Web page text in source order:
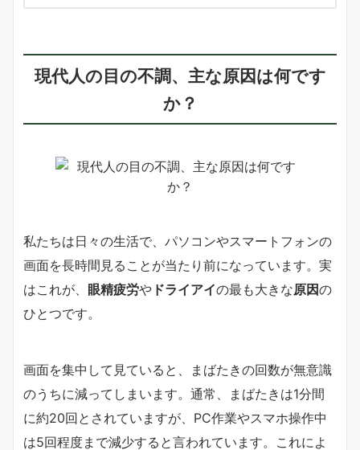
現代人の目の不調、主な原因は何です
か？
私たちは日々の生活で、パソコンやスマートフォンの
画面を長時間見ることが当たり前になっています。実
はこれが、 眼精疲労や ドライアイの最も大きな原因の
ひとつです。
画面を集中して見ていると、まばたきの回数が無意識
のうちに減ってしまいます。通常、まばたきは1分間
に約20回とされていますが、PC作業やスマホ操作中
は5回程度まで減少すると言われています。これによ